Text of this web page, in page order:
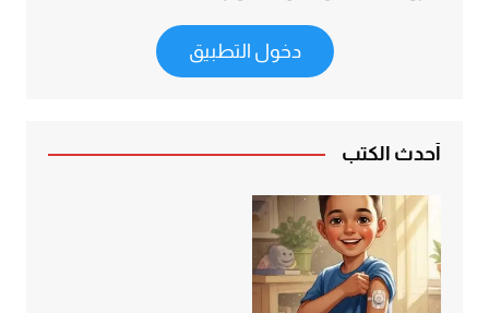
دخول التطبيق
أحدث الكتب